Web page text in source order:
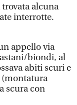
alcuna
interrotte.
appello via
biondi, al
abiti scuri e
(montatura
scura con